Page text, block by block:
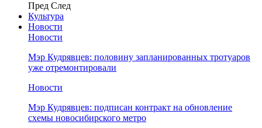
Пред След
Культура
Новости
Новости
Мэр Кудрявцев: половину запланированных тротуаров
уже отремонтировали
Новости
Мэр Кудрявцев: подписан контракт на обновление
схемы новосибирского метро